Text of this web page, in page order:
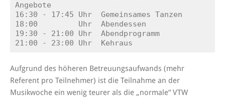
Angebote
16:30 - 17:45 Uhr  Gemeinsames Tanzen
18:00         Uhr  Abendessen
19:30 - 21:00 Uhr  Abendprogramm
21:00 - 23:00 Uhr  Kehraus
Aufgrund des höheren Betreuungsaufwands (mehr
Referent pro Teilnehmer) ist die Teilnahme an der
Musikwoche ein wenig teurer als die „normale“ VTW